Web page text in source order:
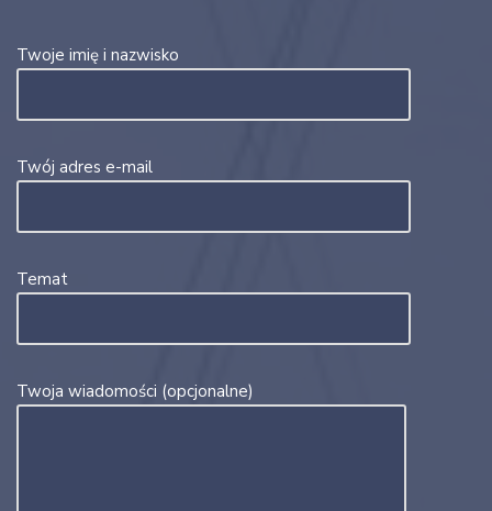
Twoje imię i nazwisko
Twój adres e-mail
Temat
Twoja wiadomości (opcjonalne)